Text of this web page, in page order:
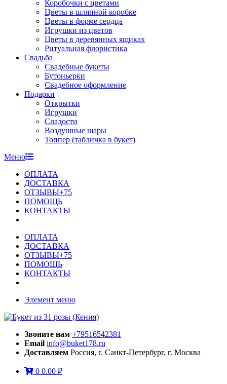
Коробочки с цветами
Цветы в шляпной коробке
Цветы в форме сердца
Игрушки из цветов
Цветы в деревянных ящиках
Ритуальная флористика
Свадьба
Свадебные букеты
Бутоньерки
Свадебное оформление
Подарки
Открытки
Игрушки
Сладости
Воздушные шары
Топпер (табличка в букет)
Меню
ОПЛАТА
ДОСТАВКА
ОТЗЫВЫ+75
ПОМОЩЬ
КОНТАКТЫ
ОПЛАТА
ДОСТАВКА
ОТЗЫВЫ+75
ПОМОЩЬ
КОНТАКТЫ
Элемент меню
Звоните нам +79516542381
Email info@buket178.ru
Доставляем Россия, г. Санкт-Петербург, г. Москва
0 0.00 ₽